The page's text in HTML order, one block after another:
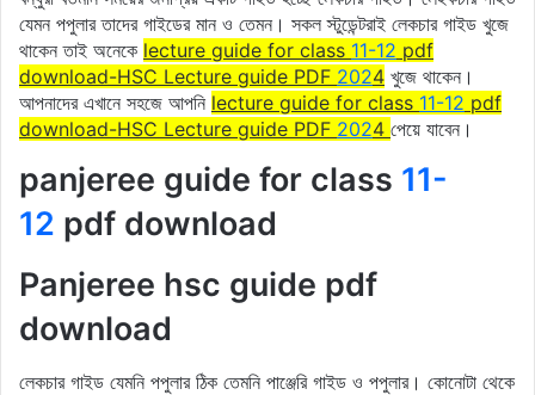
যেমন পপুলার তাদের গাইডের মান ও তেমন। সকল স্টুডেন্টরাই লেকচার গাইড খুজে
থাকেন তাই অনেকে lecture guide for class 11-12 pdf
download-HSC Lecture guide PDF 2024 খুজে থাকেন।
আপনাদের এখানে সহজে আপনি lecture guide for class 11-12 pdf
download-HSC Lecture guide PDF 2024 পেয়ে যাবেন।
panjeree guide for class 11-
12 pdf download
Panjeree hsc guide pdf
download
লেকচার গাইড যেমনি পপুলার ঠিক তেমনি পাঞ্জেরি গাইড ও পপুলার। কোনোটা থেকে